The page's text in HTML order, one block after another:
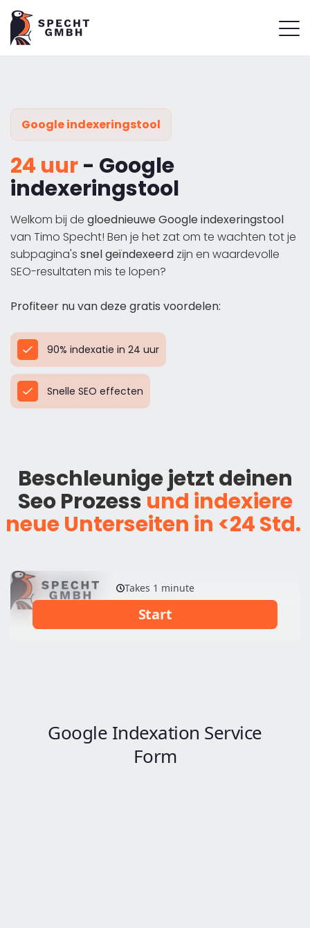
Google indexeringstool
24 uur- Google
indexeringstool
Welkom bij de gloednieuwe Google indexeringstool
van Timo Specht! Ben je het zat om te wachten tot je
subpagina's snel geïndexeerd zijn en waardevolle
SEO-resultaten mis te lopen?
Profiteer nu van deze gratis voordelen:
90% indexatie in 24 uur
Snelle SEO effecten
Beschleunige jetzt deinen
Seo Prozess und indexiere
neue Unterseiten in <24 Std.